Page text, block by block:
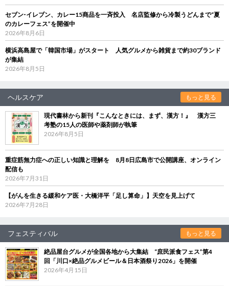
セブン‐イレブン、カレー15商品を一斉投入 名店監修から冷製うどんまで“夏
のカレーフェス”を開催中
2026年8月6日
横浜高島屋で「韓国市場」がスタート 人気グルメから雑貨まで約30ブランド
が集結
2026年8月5日
ヘルスケア もっと見る
現代書林から新刊『こんなときには、まず、漢方！』 漢方三
考塾の15人の医師や薬剤師が執筆
2026年8月5日
重症筋無力症への正しい知識と理解を 8月8日広島市で公開講座、オンライン
配信も
2026年7月31日
【がんを生きる緩和ケア医・大橋洋平「足し算命」】天空を見上げて
2026年7月28日
フェスティバル もっと見る
絶品屋台グルメが全国各地から大集結 “庶民派食フェス”第4
回「川口×絶品グルメビール＆日本酒祭り2026」を開催
2026年4月15日